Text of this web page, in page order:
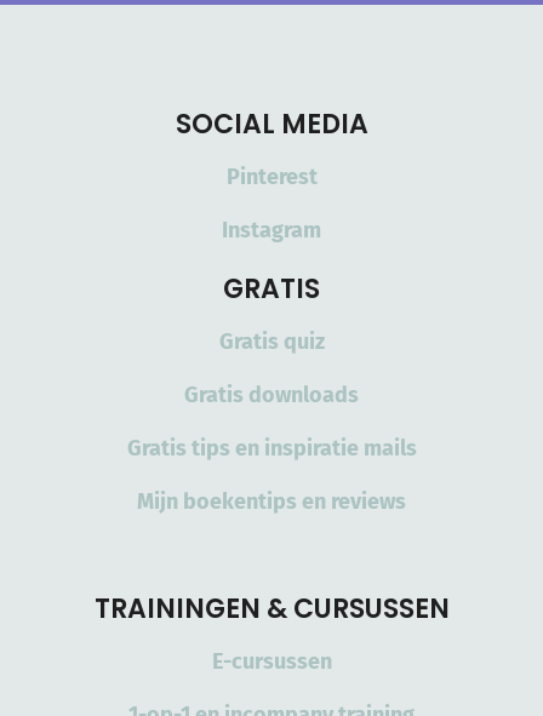
SOCIAL MEDIA
Pinterest
Instagram
GRATIS
Gratis quiz
Gratis downloads
Gratis tips en inspiratie mails
Mijn boekentips en reviews
TRAININGEN & CURSUSSEN
E-cursussen